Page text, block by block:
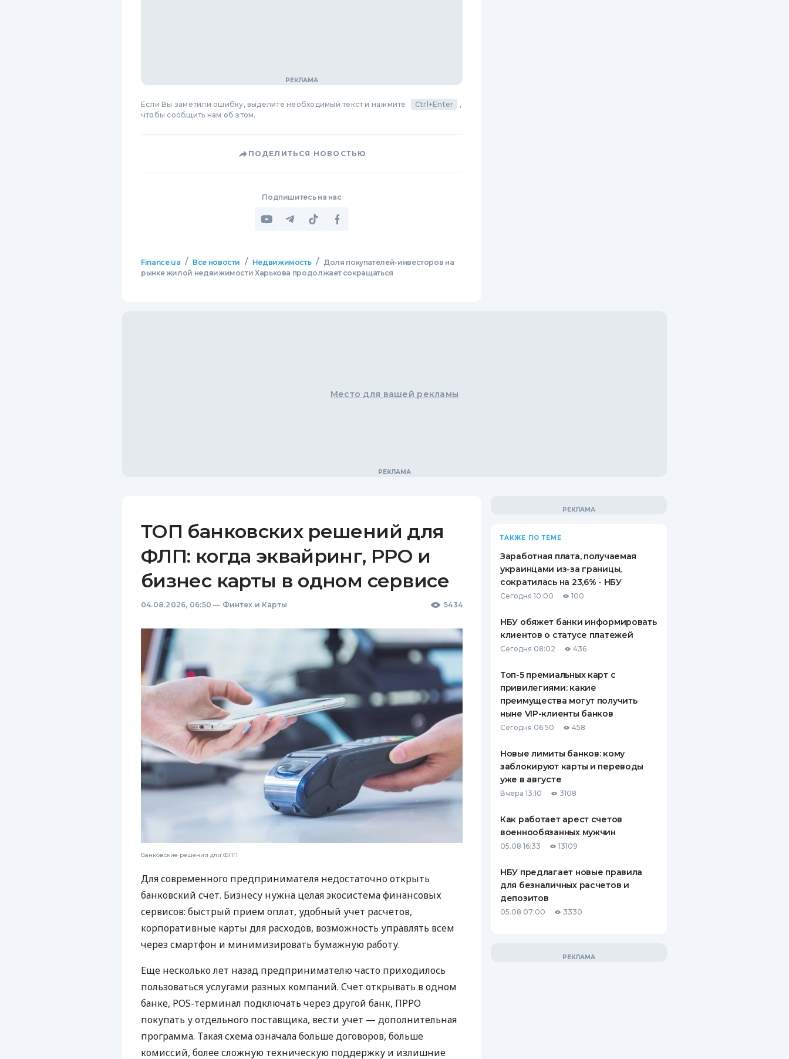
Если Вы заметили ошибку, выделите необходимый текст и нажмите Ctrl+Enter
,
чтобы сообщить нам об этом.
ПОДЕЛИТЬСЯ НОВОСТЬЮ
Подпишитесь на нас
Finance.ua / Все новости / Недвижимость / Доля покупателей-инвесторов на
рынке жилой недвижимости Харькова продолжает сокращаться
Место для вашей рекламы
ТОП банковских решений для
ФЛП: когда эквайринг, РРО и
бизнес карты в одном сервисе
04.08.2026, 06:50 — Финтех и Карты 5434
Банковские решения для ФЛП
Для современного предпринимателя недостаточно открыть
банковский счет. Бизнесу нужна целая экосистема финансовых
сервисов: быстрый прием оплат, удобный учет расчетов,
корпоративные карты для расходов, возможность управлять всем
через смартфон и минимизировать бумажную работу.
Еще несколько лет назад предпринимателю часто приходилось
пользоваться услугами разных компаний. Счет открывать в одном
банке, POS-терминал подключать через другой банк, ПРРО
покупать у отдельного поставщика, вести учет — дополнительная
программа. Такая схема означала больше договоров, больше
комиссий, более сложную техническую поддержку и излишние
ТАКЖЕ ПО ТЕМЕ
Заработная плата, получаемая
украинцами из-за границы,
сократилась на 23,6% - НБУ
Сегодня 10:00 100
НБУ обяжет банки информировать
клиентов о статусе платежей
Сегодня 08:02 436
Топ-5 премиальных карт с
привилегиями: какие
преимущества могут получить
ныне VIP-клиенты банков
Сегодня 06:50 458
Новые лимиты банков: кому
заблокируют карты и переводы
уже в августе
Вчера 13:10 3108
Как работает арест счетов
военнообязанных мужчин
05.08 16:33 13109
НБУ предлагает новые правила
для безналичных расчетов и
депозитов
05.08 07:00 3330